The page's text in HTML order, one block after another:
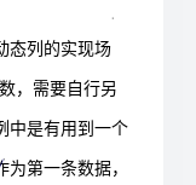
态列的实现场
，需要自行另
中是有用到一个
第一条数据，